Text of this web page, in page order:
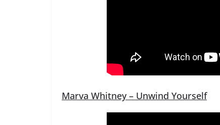
Marva Whitney – Unwind Yourself